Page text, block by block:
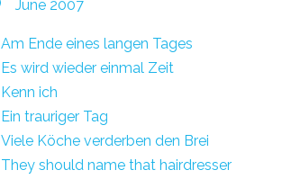
June 2007
Am Ende eines langen Tages
Es wird wieder einmal Zeit
Kenn ich
Ein trauriger Tag
Viele Köche verderben den Brei
They should name that hairdresser